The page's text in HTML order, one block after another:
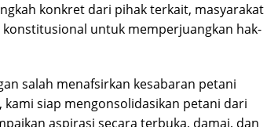
konkret dari pihak terkait, masyarakat
untuk memperjuangkan hak-
salah menafsirkan kesabaran petani
kami siap mengonsolidasikan petani dari
aspirasi secara terbuka, damai, dan